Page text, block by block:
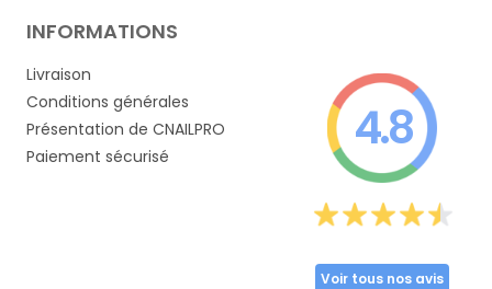
INFORMATIONS
Livraison
Conditions générales
Présentation de CNAILPRO
Paiement sécurisé
4.8
Voir tous nos avis